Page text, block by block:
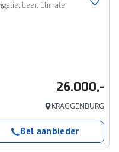
Leer, Climate,
26.000,-
KRAGGENBURG
Bel aanbieder